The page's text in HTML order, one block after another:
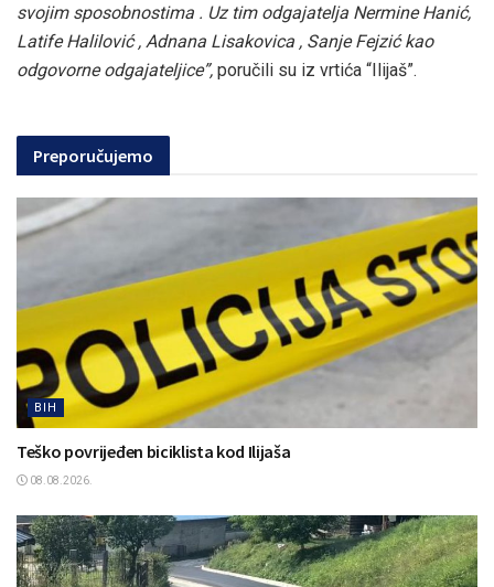
svojim sposobnostima . Uz tim odgajatelja Nermine Hanić,
Latife Halilović , Adnana Lisakovica , Sanje Fejzić kao
odgovorne odgajateljice”, poručili su iz vrtića “Ilijaš”.
Preporučujemo
BIH
Teško povrijeđen biciklista kod Ilijaša
08.08.2026.